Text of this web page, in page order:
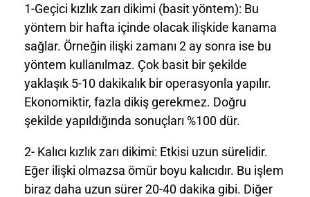
1-Geçici kızlık zarı dikimi (basit yöntem): Bu
yöntem bir hafta içinde olacak ilişkide kanama
sağlar. Örneğin ilişki zamanı 2 ay sonra ise bu
yöntem kullanılmaz. Çok basit bir şekilde
yaklaşık 5-10 dakikalık bir operasyonla yapılır.
Ekonomiktir, fazla dikiş gerekmez. Doğru
şekilde yapıldığında sonuçları %100 dür.
2- Kalıcı kızlık zarı dikimi: Etkisi uzun sürelidir.
Eğer ilişki olmazsa ömür boyu kalıcıdır. Bu işlem
biraz daha uzun sürer 20-40 dakika gibi. Diğer